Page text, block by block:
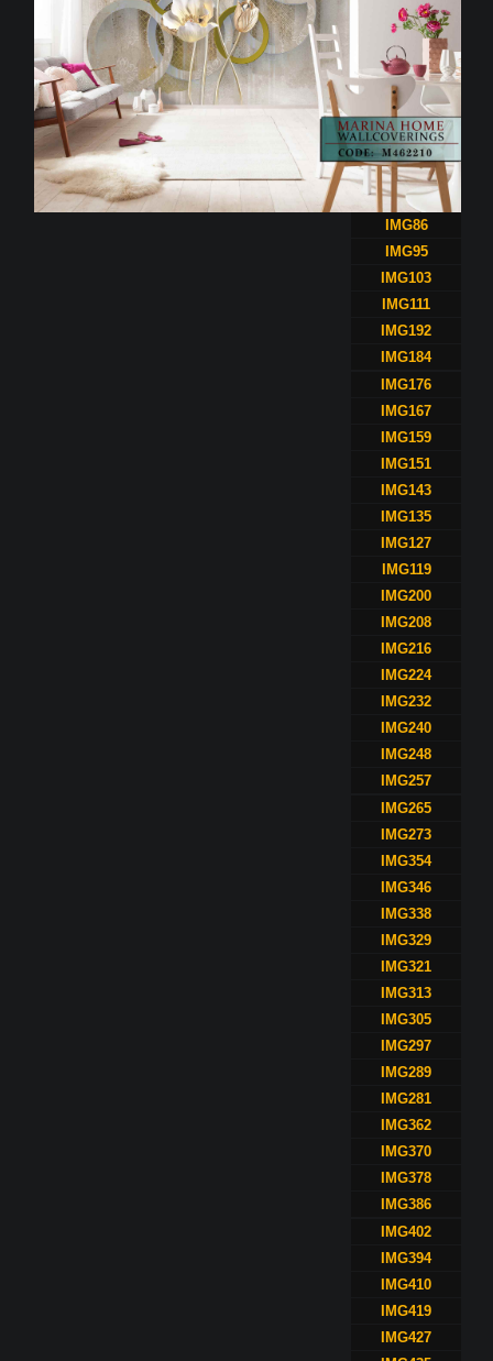
IMG86
IMG95
IMG103
IMG111
IMG192
IMG184
IMG176
IMG167
IMG159
IMG151
IMG143
IMG135
IMG127
IMG119
IMG200
IMG208
IMG216
IMG224
IMG232
IMG240
IMG248
IMG257
IMG265
IMG273
IMG354
IMG346
IMG338
IMG329
IMG321
IMG313
IMG305
IMG297
IMG289
IMG281
IMG362
IMG370
IMG378
IMG386
IMG402
IMG394
IMG410
IMG419
IMG427